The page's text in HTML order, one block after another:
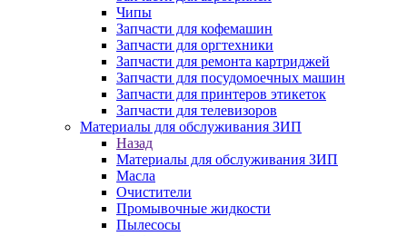
Чипы
Запчасти для кофемашин
Запчасти для оргтехники
Запчасти для ремонта картриджей
Запчасти для посудомоечных машин
Запчасти для принтеров этикеток
Запчасти для телевизоров
Материалы для обслуживания ЗИП
Назад
Материалы для обслуживания ЗИП
Масла
Очистители
Промывочные жидкости
Пылесосы